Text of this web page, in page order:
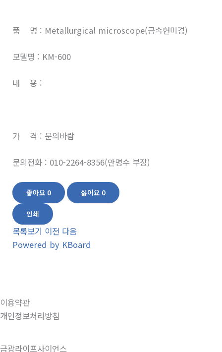
품 명 : Metallurgical microscope(금속현미경)
모델명 : KM-600
내 용 :
가 격 : 문의바람
문의전화 : 010-2264-8356(안명수 부장)
좋아요 0 싫어요 0
인쇄
목록보기 이전 다음
Powered by KBoard
이용약관
개인정보처리방침
금광라이프사이언스